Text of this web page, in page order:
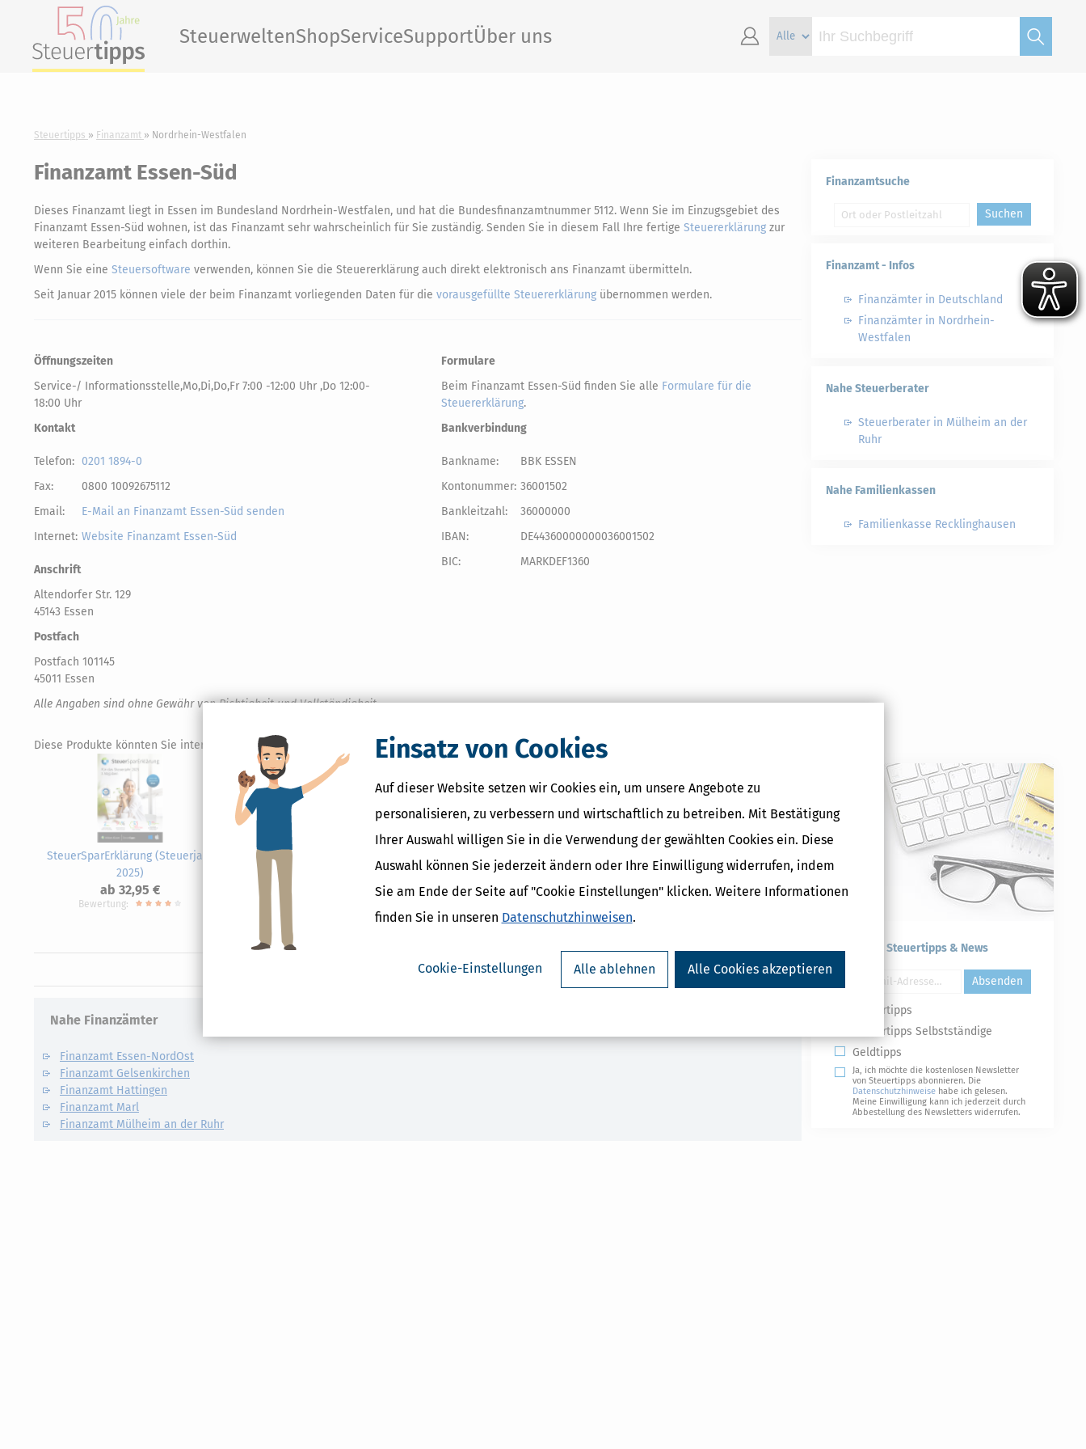
Einsatz von Cookies
Auf dieser Website setzen wir Cookies ein, um unsere Angebote zu
personalisieren, zu verbessern und wirtschaftlich zu betreiben. Mit Bestätigung
Ihrer Auswahl willigen Sie in die Verwendung der gewählten Cookies ein. Diese
Auswahl können Sie jederzeit ändern oder Ihre Einwilligung widerrufen, indem
Sie am Ende der Seite auf "Cookie Einstellungen" klicken. Weitere Informationen
finden Sie in unseren Datenschutzhinweisen.
Cookie-Einstellungen Alle ablehnen Alle Cookies akzeptieren
SteuerweltenShopServiceSupportÜber uns
Steuertipps Finanzamt Nordrhein-Westfalen
Finanzamt Essen-Süd
Dieses Finanzamt liegt in Essen im Bundesland Nordrhein-Westfalen, und hat die Bundesfinanzamtnummer 5112. Wenn Sie im Einzugsgebiet des
Finanzamt Essen-Süd wohnen, ist das Finanzamt sehr wahrscheinlich für Sie zuständig. Senden Sie in diesem Fall Ihre fertige Steuererklärung zur
weiteren Bearbeitung einfach dorthin.
Wenn Sie eine Steuersoftware verwenden, können Sie die Steuererklärung auch direkt elektronisch ans Finanzamt übermitteln.
Seit Januar 2015 können viele der beim Finanzamt vorliegenden Daten für die vorausgefüllte Steuererklärung übernommen werden.
Öffnungszeiten
Service-/ Informationsstelle,Mo,Di,Do,Fr 7:00 -12:00 Uhr ,Do 12:00-
18:00 Uhr
Kontakt
Telefon: 0201 1894-0
Fax:
0800 10092675112
Email:
E-Mail an Finanzamt Essen-Süd senden
Internet: Website Finanzamt Essen-Süd
Anschrift
Altendorfer Str. 129
45143 Essen
Postfach
Postfach 101145
45011 Essen
Formulare
Beim Finanzamt Essen-Süd finden Sie alle Formulare für die
Steuererklärung.
Bankverbindung
Bankname:
BBK ESSEN
Kontonummer: 36001502
Bankleitzahl:
36000000
IBAN:
DE44360000000036001502
BIC:
MARKDEF1360
Alle Angaben sind ohne Gewähr von Richtigkeit und Vollständigkeit.
Diese Produkte könnten Sie interessieren.
SteuerSparErklärung (Steuerjahr
2025)
ab 32,95 €
Bewertung:
2025)
ab 35,95 €
(Steuerjahr 2025)
ab 34,95 €
Druckversion
Nahe Finanzämter
Finanzamt Essen-NordOst
Finanzamt Gelsenkirchen
Finanzamt Hattingen
Finanzamt Marl
Finanzamt Mülheim an der Ruhr
Finanzamtsuche
Suchen
Finanzamt - Infos
Finanzämter in Deutschland
Finanzämter in Nordrhein-
Westfalen
Nahe Steuerberater
Steuerberater in Mülheim an der
Ruhr
Nahe Familienkassen
Familienkasse Recklinghausen
Kostenlose Steuertipps & News
Absenden
Steuertipps
Steuertipps Selbstständige
Geldtipps
Ja, ich möchte die kostenlosen Newsletter
von Steuertipps abonnieren. Die
Datenschutzhinweise habe ich gelesen.
Meine Einwilligung kann ich jederzeit durch
Abbestellung des Newsletters widerrufen.